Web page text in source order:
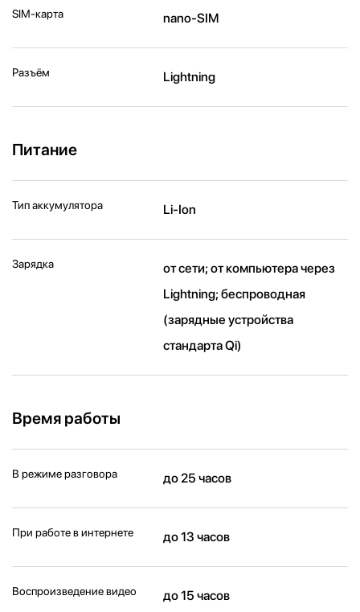
SIM-карта nano-SIM
Разъём Lightning
Питание
Тип аккумулятора Li-Ion
Зарядка
от сети; от компьютера через
Lightning; беспроводная
(зарядные устройства
стандарта Qi)
Время работы
В режиме разговора до 25 часов
При работе в интернете до 13 часов
Воспроизведение видео до 15 часов